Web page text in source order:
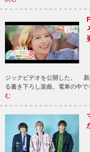
ジックビデオを公開した。 新
る書き下ろし楽曲。電車の中
む